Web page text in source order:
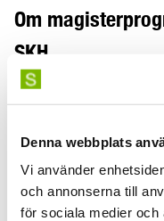
Denna webbplats
Vi använder
och annonserna till
för sociala medier
Om
SKH
Magisterprogrammet i
vill fördjupa och
stimulerande opera-
ett år lång.